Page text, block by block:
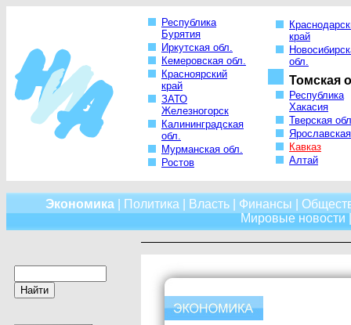
Республика
Бурятия
Иркутская обл.
Кемеровская обл.
Красноярский
край
ЗАТО
Железногорск
Калининградская
обл.
Мурманская обл.
Ростов
край
обл.
Томская
Республика
Хакасия
Тверская
Кавказ
Алтай
Экономика| Политика Власть| Финансы
Мировые новости